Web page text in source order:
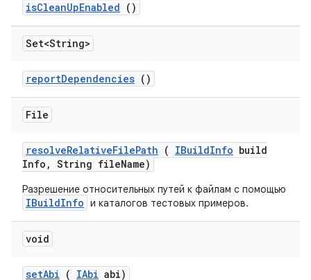
isCleanUpEnabled ()
Set<String>
reportDependencies ()
File
resolveRelativeFilePath ( IBuildInfo build
Info , String fileName)
Разрешение относительных путей к файлам с помощью
IBuildInfo и каталогов тестовых примеров.
void
setAbi ( IAbi abi)